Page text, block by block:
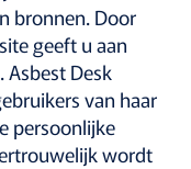
bronnen. Door
geeft u aan
Desk
van haar
persoonlijke
wordt